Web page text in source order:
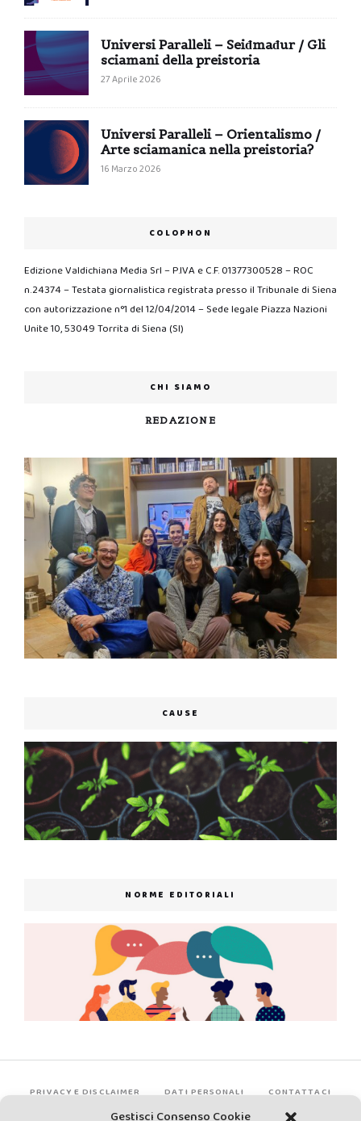
Gestisci Consenso Cookie
Universi Paralleli – Seiđmađur / Gli
sciamani della preistoria
27 Aprile 2026
Universi Paralleli – Orientalismo /
Arte sciamanica nella preistoria?
16 Marzo 2026
COLOPHON
Edizione Valdichiana Media Srl – P.IVA e C.F. 01377300528 – ROC
n.24374 – Testata giornalistica registrata presso il Tribunale di Siena
con autorizzazione n°1 del 12/04/2014 – Sede legale Piazza Nazioni
Unite 10, 53049 Torrita di Siena (SI)
CHI SIAMO
REDAZIONE
CAUSE
NORME EDITORIALI
PRIVACY E DISCLAIMER DATI PERSONALI CONTATTACI